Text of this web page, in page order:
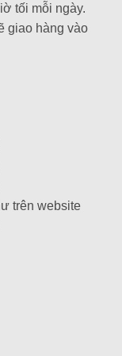
tối mỗi ngày.
giao hàng vào
trên website